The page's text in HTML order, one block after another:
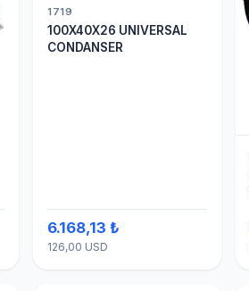
1719
100X40X26 UNIVERSAL
CONDANSER
6.168,13 ₺
126,00 USD